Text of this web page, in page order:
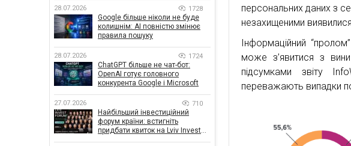
персональних даних з
незахищеними
Інформаційний
може з’явитися з вини
підсумками звіту
переважають випадки
впливає на ефективність
кампаній
28.07.2026 1728
Google більше ніколи не буде
колишнім: AI повністю змінює
правила пошуку
28.07.2026 1724
ChatGPT більше не чат-бот:
OpenAI готує головного
конкурента Google і Microsoft
27.07.2026 710
Найбільший інвестиційний
форум країни: встигніть
придбати квиток на Lviv Invest